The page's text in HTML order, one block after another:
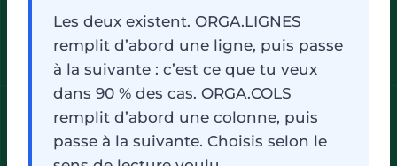
Les deux existent. ORGA.LIGNES
remplit d’abord une ligne, puis passe
à la suivante : c’est ce que tu veux
dans 90 % des cas. ORGA.COLS
remplit d’abord une colonne, puis
passe à la suivante. Choisis selon le